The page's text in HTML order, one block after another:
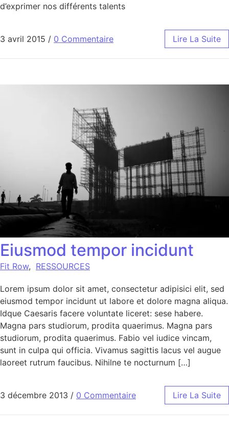
d’exprimer nos différents talents
3 avril 2015 / 0 Commentaire Lire La Suite
Eiusmod tempor incidunt
Fit Row, RESSOURCES
Lorem ipsum dolor sit amet, consectetur adipisici elit, sed
eiusmod tempor incidunt ut labore et dolore magna aliqua.
Idque Caesaris facere voluntate liceret: sese habere.
Magna pars studiorum, prodita quaerimus. Magna pars
studiorum, prodita quaerimus. Fabio vel iudice vincam,
sunt in culpa qui officia. Vivamus sagittis lacus vel augue
laoreet rutrum faucibus. Nihilne te nocturnum […]
3 décembre 2013 / 0 Commentaire Lire La Suite